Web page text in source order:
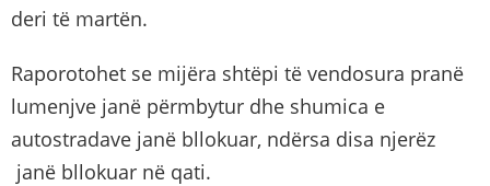
deri të martën.
Raporotohet se mijëra shtëpi të vendosura pranë
lumenjve janë përmbytur dhe shumica e
autostradave janë bllokuar, ndërsa disa njerëz
janë bllokuar në qati.